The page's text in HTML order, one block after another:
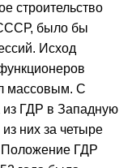
строительство
было бы
Исход
массовым. С
из ГДР в Западную
них за четыре
Положение ГДР